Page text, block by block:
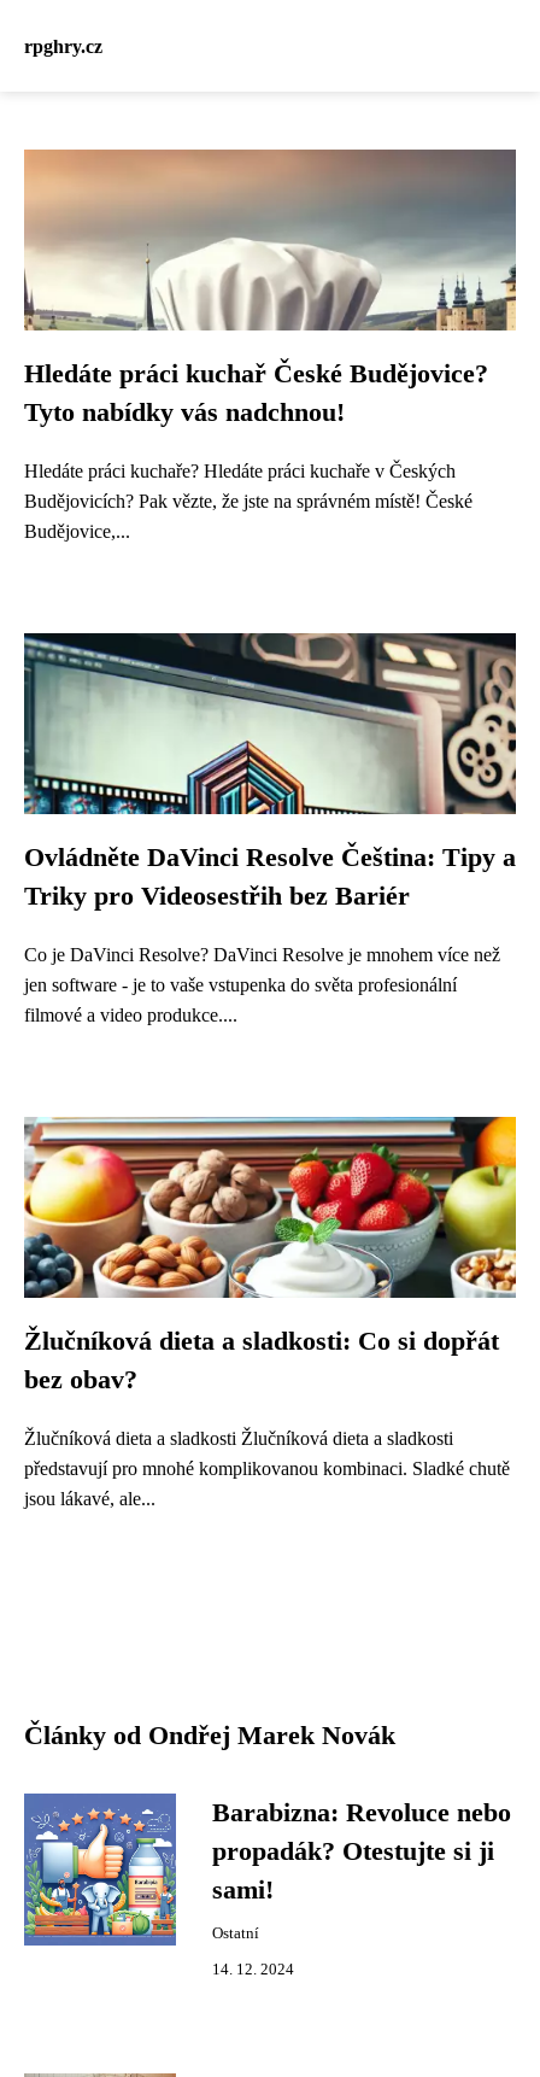
rpghry.cz
Hledáte práci kuchař České Budějovice?
Tyto nabídky vás nadchnou!
Hledáte práci kuchaře? Hledáte práci kuchaře v Českých
Budějovicích? Pak vězte, že jste na správném místě! České
Budějovice,...
Ovládněte DaVinci Resolve Čeština: Tipy a
Triky pro Videosestřih bez Bariér
Co je DaVinci Resolve? DaVinci Resolve je mnohem více než
jen software - je to vaše vstupenka do světa profesionální
filmové a video produkce....
Žlučníková dieta a sladkosti: Co si dopřát
bez obav?
Žlučníková dieta a sladkosti Žlučníková dieta a sladkosti
představují pro mnohé komplikovanou kombinaci. Sladké chutě
jsou lákavé, ale...
Články od Ondřej Marek Novák
Barabizna: Revoluce nebo
propadák? Otestujte si ji
sami!
Ostatní
14. 12. 2024